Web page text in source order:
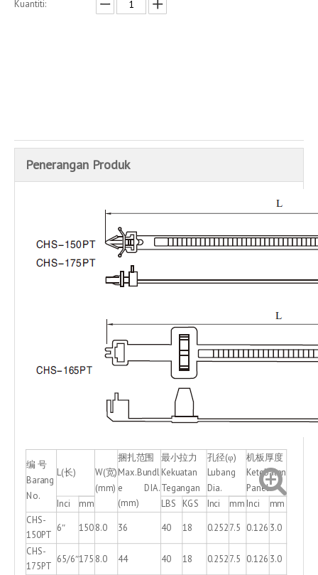
Kuantiti:
Penerangan Produk
编 号
Barang
No.
L(长)
W(宽)
(mm)
捆扎范围
Max.Bundl
e DIA.
(mm)
最小拉力
Kekuatan
Tegangan
孔径(φ)
Lubang
Dia.
机板厚度
Ketebalan
Panel
Inci mm LBS KGS Inci mm Inci mm
CHS-
150PT
6″ 1508.0 36 40 18 0.2527.5 0.126 3.0
CHS-
175PT
65/6″175 8.0 44 40 18 0.2527.5 0.126 3.0